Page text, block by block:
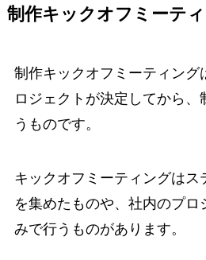
制作キックオフミーテ
制作キックオフミーティング
ロジェクトが決定してから
うものです。
キックオフミーティングはス
を集めたものや、社内のプロ
みで行うものがあります。